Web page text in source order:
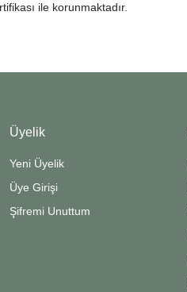
ile korunmaktadır.
Üyelik
Yeni Üyelik
Üye Girişi
Şifremi Unuttum